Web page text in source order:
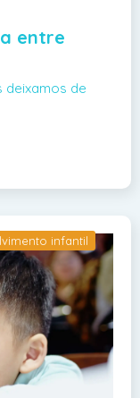
entre
deixamos de
infantil